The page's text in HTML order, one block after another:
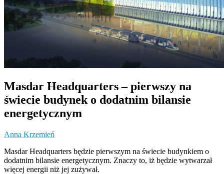
Masdar Headquarters – pierwszy na
świecie budynek o dodatnim bilansie
energetycznym
Anna Krzemień
Masdar Headquarters będzie pierwszym na świecie budynkiem o
dodatnim bilansie energetycznym. Znaczy to, iż będzie wytwarzał
więcej energii niż jej zużywał.